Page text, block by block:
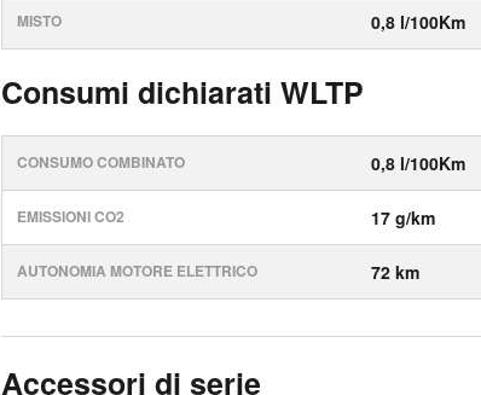
MISTO 0,8 l/100Km
Consumi dichiarati WLTP
CONSUMO COMBINATO 0,8 l/100Km
EMISSIONI CO2 17 g/km
AUTONOMIA MOTORE ELETTRICO 72 km
Accessori di serie